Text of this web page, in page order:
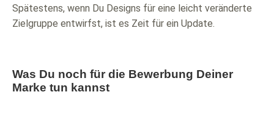
Spätestens, wenn Du Designs für eine leicht veränderte
Zielgruppe entwirfst, ist es Zeit für ein Update.
Was Du noch für die Bewerbung Deiner
Marke tun kannst